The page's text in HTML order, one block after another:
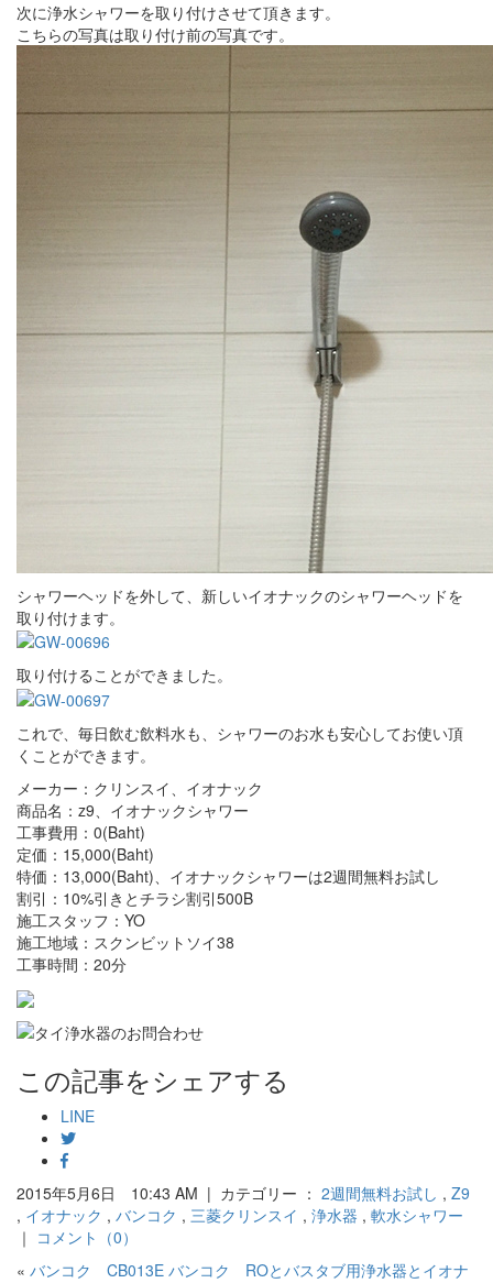
次に浄水シャワーを取り付けさせて頂きます。
こちらの写真は取り付け前の写真です。
シャワーヘッドを外して、新しいイオナックのシャワーヘッドを
取り付けます。
取り付けることができました。
これで、毎日飲む飲料水も、シャワーのお水も安心してお使い頂
くことができます。
メーカー：クリンスイ、イオナック
商品名：z9、イオナックシャワー
工事費用：0(Baht)
定価：15,000(Baht)
特価：13,000(Baht)、イオナックシャワーは2週間無料お試し
割引：10%引きとチラシ割引500B
施工スタッフ：YO
施工地域：スクンビットソイ38
工事時間：20分
この記事をシェアする
LINE
2015年5月6日 10:43 AM | カテゴリー ： 2週間無料お試し , Z9
, イオナック , バンコク , 三菱クリンスイ , 浄水器 , 軟水シャワー
｜ コメント（0）
« バンコク CB013E バンコク ROとバスタブ用浄水器とイオナ